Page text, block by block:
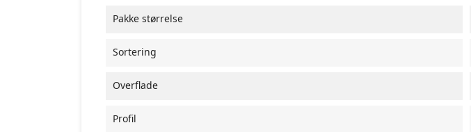
Pakke størrelse
Sortering
Overflade
Profil